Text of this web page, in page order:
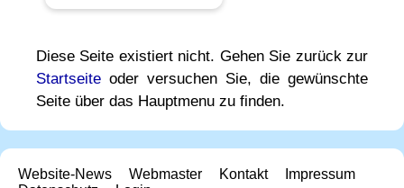
Diese Seite existiert nicht. Gehen Sie zurück zur
Startseite oder versuchen Sie, die gewünschte
Seite über das Hauptmenu zu finden.
Website-News Webmaster Kontakt
Impressum